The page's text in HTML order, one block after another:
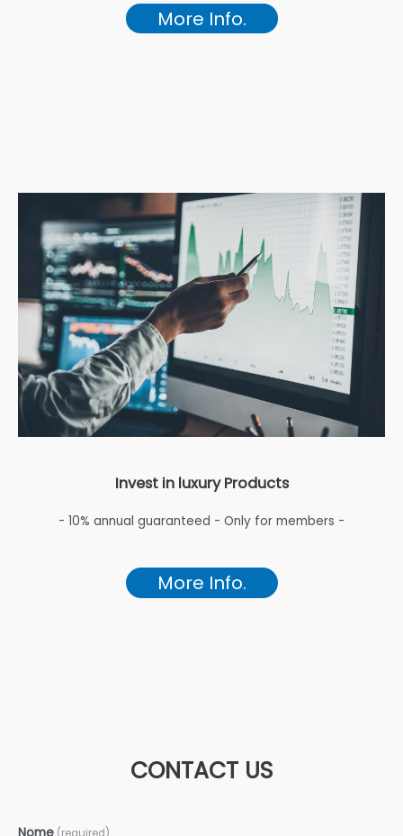
More Info.
Invest in luxury Products
- 10% annual guaranteed - Only for members -
More Info.
CONTACT US
Nome (required)